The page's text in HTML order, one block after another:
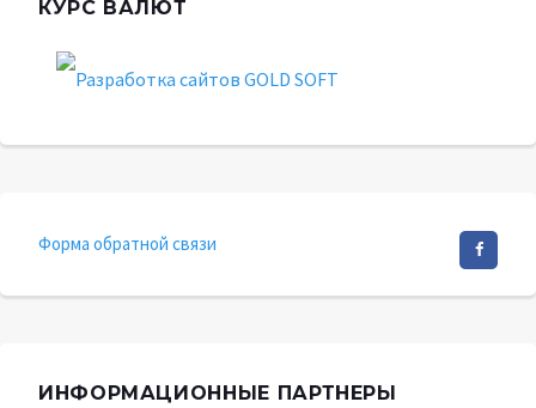
КУРС ВАЛЮТ
Форма обратной связи
ИНФОРМАЦИОННЫЕ ПАРТНЕРЫ